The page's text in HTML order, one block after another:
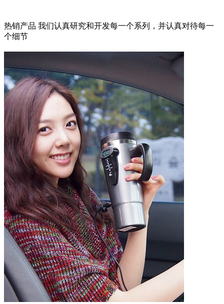
热销产品 我们认真研究和开发每一个系列，并认真对待每一
个细节